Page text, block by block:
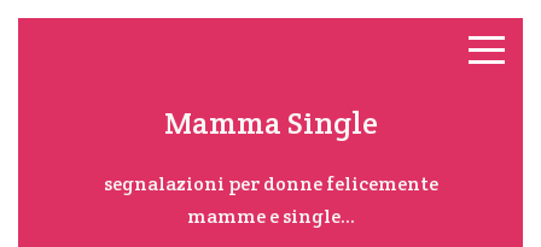
Mamma Single
segnalazioni per donne felicemente
mamme e single...